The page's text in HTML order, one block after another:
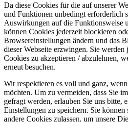
Da diese Cookies für die auf unserer
und Funktionen unbedingt erforderlich
Auswirkungen auf die Funktionsweise
können Cookies jederzeit blockieren
Browsereinstellungen ändern und das
dieser Webseite erzwingen. Sie
Cookies zu akzeptieren / abzulehnen,
erneut besuchen.
Wir respektieren es voll und ganz,
möchten. Um zu vermeiden, dass Sie
gefragt werden, erlauben Sie uns bitte,
Einstellungen zu speichern. Sie können
andere Cookies zulassen, um unsere